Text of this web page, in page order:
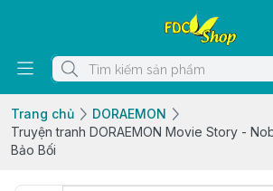
Trang chủ
DORAEMON
Truyện tranh DORAEMON Movie Story -
Bảo Bối